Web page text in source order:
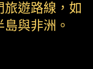
遊路線，如
與非洲。